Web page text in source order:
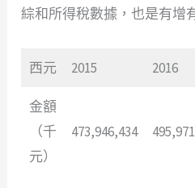
綜和所得稅數據，也是有增
西元 2015 2016
金額
（千
元）
473,946,434